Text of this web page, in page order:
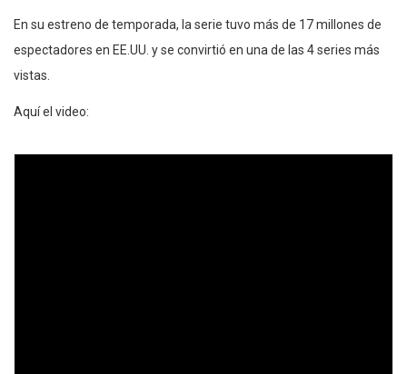
En su estreno de temporada, la serie tuvo más de 17 millones de
espectadores en EE.UU. y se convirtió en una de las 4 series más
vistas.
Aquí el video: